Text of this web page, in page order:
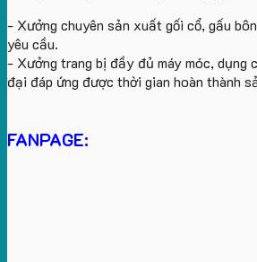
- Xưởng chuyên sản xuất gối cổ, gấu
yêu cầu.
- Xưởng trang bị đầy đủ máy móc, dụng
đại đáp ứng được thời gian hoàn thành
FANPAGE: